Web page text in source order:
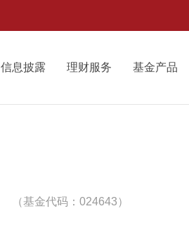
信息披露 理财服务 基金产品
（基金代码：024643）